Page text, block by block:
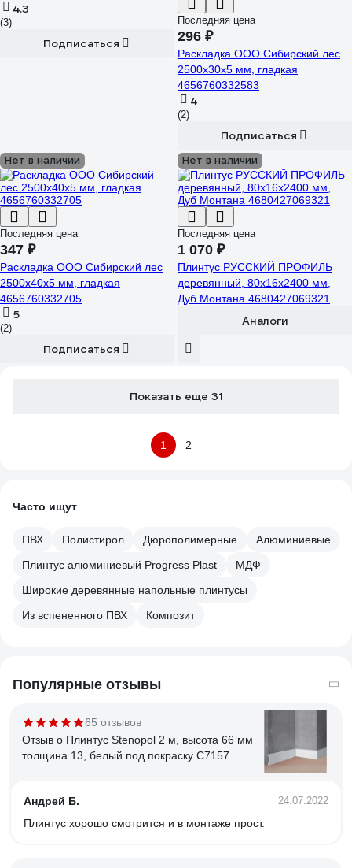
4.3
(3)
Подписаться
Последняя цена
296 ₽
Раскладка ООО Сибирский лес
2500х30х5 мм, гладкая
4656760332583
4
(2)
Подписаться
Нет в наличии
Последняя цена
347 ₽
Раскладка ООО Сибирский лес
2500х40х5 мм, гладкая
4656760332705
5
(2)
Подписаться
Нет в наличии
Последняя цена
1 070 ₽
Плинтус РУССКИЙ ПРОФИЛЬ
деревянный, 80х16х2400 мм,
Дуб Монтана 4680427069321
Аналоги
Показать еще 31
1 2
Часто ищут
ПВХ Полистирол Дюрополимерные
Алюминиевые
Плинтус алюминиевый Progress Plast
МДФ
Широкие деревянные напольные плинтусы
Из вспененного ПВХ
Композит
Популярные отзывы
65 отзывов
Отзыв о Плинтус Stenopol 2 м, высота 66 мм
толщина 13, белый под покраску C7157
Андрей Б. 24.07.2022
Плинтус хорошо смотрится и в монтаже прост.